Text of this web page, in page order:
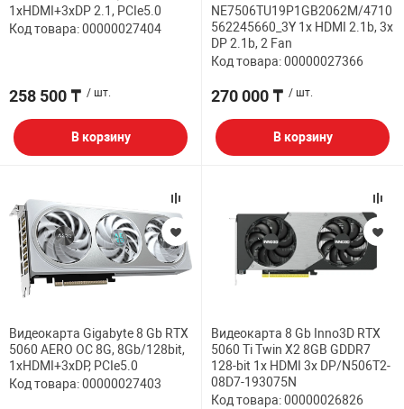
1хHDMI+3xDP 2.1, PCIe5.0
Код товара: 00000027404
258 500 ₸ / шт.
В корзину
NE7506TU19P1GB2062M/4710
562245660_3Y 1x HDMI 2.1b, 3x
DP 2.1b, 2 Fan
Код товара: 00000027366
270 000 ₸ / шт.
В корзину
Видеокарта Gigabyte 8 Gb RTX
5060 AERO OC 8G, 8Gb/128bit,
1хHDMI+3xDP, PCIe5.0
Код товара: 00000027403
Видеокарта 8 Gb Inno3D RTX
5060 Ti Twin X2 8GB GDDR7
128-bit 1x HDMI 3x DP/N506T2-
08D7-193075N
Код товара: 00000026826